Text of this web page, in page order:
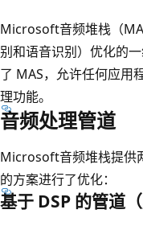
Microsoft音频堆栈（
别和语音识别）优化的
了 MAS，允许任何应用
理功能。
音频处理管道
Microsoft音频堆栈提供
的方案进行了优化：
基于 DSP 的管道（